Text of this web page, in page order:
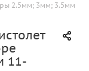
2.5мм; 3мм; 3.5мм
11-